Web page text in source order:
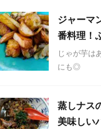
ジャーマ
番料理！
じゃが芋は
にも◎ 我が
蒸しナス
美味しい